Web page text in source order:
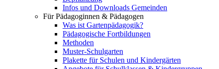
Infos und Downloads Gemeinden
Für Pädagoginnen & Pädagogen
Was ist Gartenpädagogik?
Pädagogische Fortbildungen
Methoden
Muster-Schulgarten
Plakette für Schulen und Kindergärten